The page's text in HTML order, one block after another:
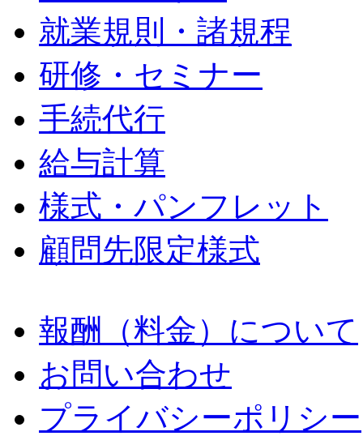
就業規則・諸規程
研修・セミナー
手続代行
給与計算
様式・パンフレット
顧問先限定様式
報酬（料金）について
お問い合わせ
プライバシーポリシー